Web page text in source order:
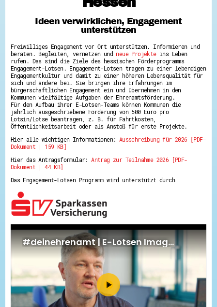
Hessen hilft Ukraine
Zeig uns dein Ehrenamt
Wettbewerb | Trikotwettbewerb
Wettbewerb | 80 Jahre Hessen - Engagement
mit Herz
8 Vereine x 80 Jahre x 1.000 €
Ausgezeichnete Projekte
Menschen des Respekts
SHARE IT: Teile deine Infos!
Gestalte dein Ehrenamt
Ehrenamts-Card Hessen
Engagement-Lotsen
Crowdfunding - Viele schaffen mehr
Ehrentag
Hessen engagiert - Digitale Themenabende
Kompetenznachweis Hessen
Service-Learning
Mach dich schlau
GEMA-Pakt
Di@-Lotsen in Hessen
Energiepreiskrise und Ehrenamt
Flüchtlingshilfe + Integration
Generationsübergreifend aktiv
Patenschaftsprojekte
Qualifizierung & Fortbildung
Stiftungen
Vereine, Spenden, Steuern - Gut zu Wissen
Versicherungsschutz
Wissenswertes rund um dein Ehrenamt
Zahlen, Daten, Fakten aus Hessen
Ideen verwirklichen, Engagement
unterstützen
Freiwilliges Engagement vor Ort unterstützen. Informieren und
beraten. Begleiten, vernetzen und neue Projekteins Leben
rufen. Das sind die Ziele des hessischen Förderprogramms
Engagement-Lotsen. Engagement-Lotsen tragen zu einer lebendigen
Engagementkultur und damit zu einer höheren Lebensqualität für
sich und andere bei. Sie bringen ihre Erfahrungen im
bürgerschaftlichen Engagement ein und übernehmen in den
Kommunen vielfältige Aufgaben der Ehrenamtsförderung.
Für den Aufbau ihrer E-Lotsen-Teams können Kommunen die
jährlich ausgeschriebene Förderung von 500 Euro pro
Lotsin/Lotse beantragen, z. B. für Fahrtkosten,
Öffentlichkeitsarbeit oder als Anstoß für erste Projekte.
Hier alle wichtigen Informationen: Ausschreibung für 2026 [PDF-
Dokument | 159 KB]
Hier das Antragsformular:Antrag zur Teilnahme 2026 [PDF-
Dokument | 44 KB]
Das Engagement-Lotsen Programm wird unterstützt durch